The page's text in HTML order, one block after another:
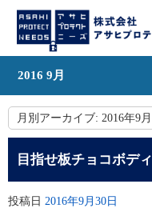
2016 9月
月別アーカイブ: 2016年9月
目指せ板チョコボディ
投稿日 2016年9月30日